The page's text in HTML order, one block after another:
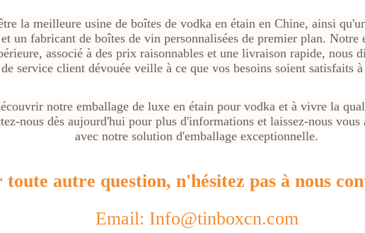
la meilleure usine de boîtes de vodka en étain en Chine, ainsi
un fabricant de boîtes de vin personnalisées de premier plan. Notre
associé à des prix raisonnables et une livraison rapide, nous
service client dévouée veille à ce que vos besoins soient satisfaits à
notre emballage de luxe en étain pour vodka et à vivre la
nous dès aujourd'hui pour plus d'informations et laissez-nous vous
avec notre solution d'emballage exceptionnelle.
toute autre question, n'hésitez pas à nous
Email: Info@tinboxcn.com